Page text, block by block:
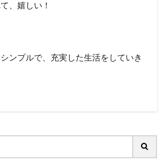
、嬉しい！
ンプルで、充実した生活をしていき